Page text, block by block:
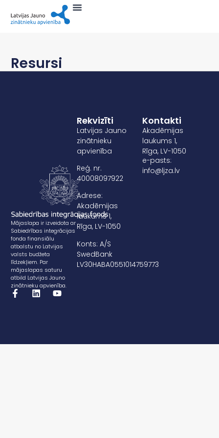
Resursi
Mājaslapa ir izveidota ar
Sabiedrības integrācijas
fonda finansiālu
atbalstu no Latvijas
valsts budžeta
līdzekļiem. Par
mājaslapas saturu
atbild Latvijas Jauno
zinātnieku apvienība.
Rekvizīti
Latvijas Jauno
zinātnieku
apvienība
Reģ. nr.
40008097922
Adrese:
Akadēmijas
laukums 1,
Rīga, LV-1050
Konts: A/S
SwedBank
LV30HABA0551014759773
Kontakti
Akadēmijas
laukums 1,
Rīga, LV-1050
e-pasts:
info@ljza.lv